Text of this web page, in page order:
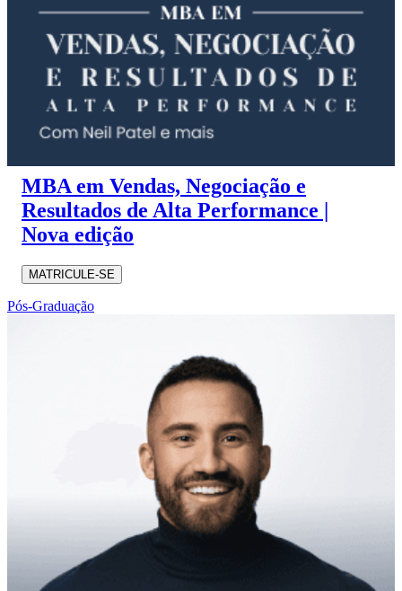
MBA em Vendas, Negociação e
Resultados de Alta Performance |
Nova edição
MATRICULE-SE
Pós-Graduação